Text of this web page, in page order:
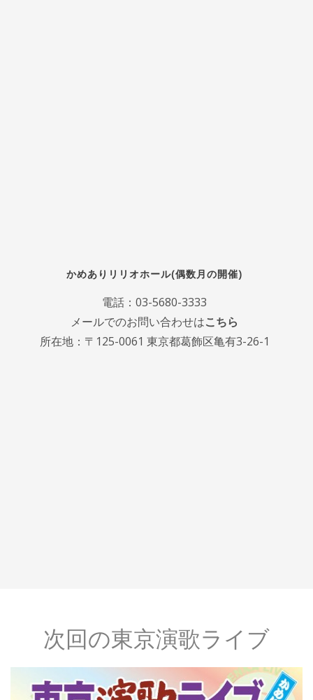
かめありリリオホール(偶数月の開催)
電話：03-5680-3333
メールでのお問い合わせはこちら
所在地：〒125-0061 東京都葛飾区亀有3-26-1
次回の東京演歌ライブ